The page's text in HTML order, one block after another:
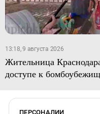
13:18, 9 августа 2026
Жительница
доступе к
ПЕРСОНАЛИИ